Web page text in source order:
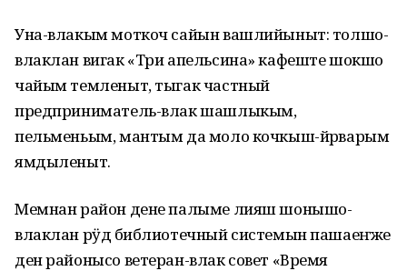
Уна-влакым моткоч сайын вашлийыныт: толшо-
влаклан вигак «Три апельсина» кафеште шокшо
чайым темленыт, тыгак частный
предприниматель-влак шашлыкым,
пельменьым, мантым да моло кочкыш-йӧрварым
ямдыленыт.
Мемнан район дене палыме лияш шонышо-
влаклан рӱдӧ библиотечный системын пашаеҥже
ден районысо ветеран-влак совет «Время